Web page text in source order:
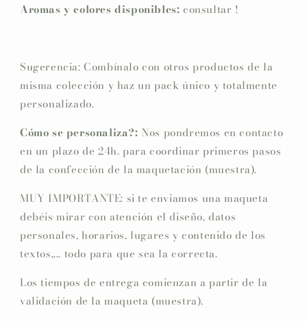
Aromas y colores disponibles: consultar !
Sugerencia: Combínalo con otros productos de la
misma colección y haz un pack único y totalmente
personalizado.
Cómo se personaliza?: Nos pondremos en contacto
en un plazo de 24h. para coordinar primeros pasos
de la confección de la maquetación (muestra).
MUY IMPORTANTE: si te enviamos una maqueta
debéis mirar con atención el diseño, datos
personales, horarios, lugares y contenido de los
textos,... todo para que sea la correcta.
Los tiempos de entrega comienzan a partir de la
validación de la maqueta (muestra).